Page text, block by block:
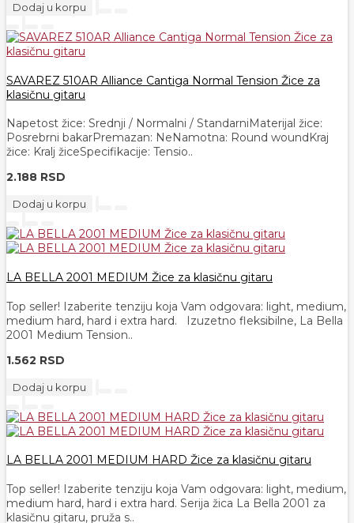
Dodaj u korpu
SAVAREZ 510AR Alliance Cantiga Normal Tension Žice za
klasičnu gitaru
Napetost žice: Srednji / Normalni / StandarniMaterijal žice:
Posrebrni bakarPremazan: NeNamotna: Round woundKraj
žice: Kralj žiceSpecifikacije: Tensio..
2.188 RSD
Dodaj u korpu
LA BELLA 2001 MEDIUM Žice za klasičnu gitaru
Top seller! Izaberite tenziju koja Vam odgovara: light, medium,
medium hard, hard i extra hard. Izuzetno fleksibilne, La Bella
2001 Medium Tension..
1.562 RSD
Dodaj u korpu
LA BELLA 2001 MEDIUM HARD Žice za klasičnu gitaru
Top seller! Izaberite tenziju koja Vam odgovara: light, medium,
medium hard, hard i extra hard. Serija žica La Bella 2001 za
klasičnu gitaru, pruža s..